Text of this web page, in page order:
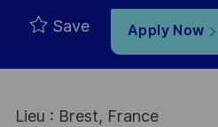
Save Apply Now
Lieu : Brest, France